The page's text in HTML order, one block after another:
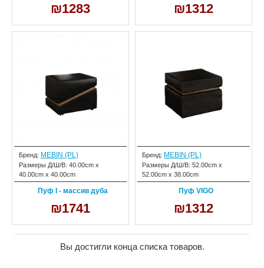
₪1283 ₪1312
Бренд: MEBIN (PL)
Размеры Д/Ш/В: 40.00cm x
40.00cm x 40.00cm
Пуф I - массив дуба
₪1741
Бренд: MEBIN (PL)
Размеры Д/Ш/В: 52.00cm x
52.00cm x 38.00cm
Пуф VIGO
₪1312
Вы достигли конца списка товаров.